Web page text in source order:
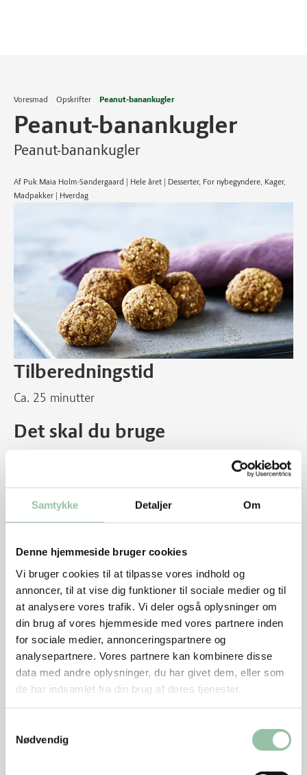
Samtykke Detaljer Om
Denne hjemmeside bruger cookies
Vi bruger cookies til at tilpasse vores indhold og
annoncer, til at vise dig funktioner til sociale medier og til
at analysere vores trafik. Vi deler også oplysninger om
din brug af vores hjemmeside med vores partnere inden
for sociale medier, annonceringspartnere og
analysepartnere. Vores partnere kan kombinere disse
data med andre oplysninger, du har givet dem, eller som
de har indsamlet fra din brug af deres tjenester.
Nødvendig
Voresmad Opskrifter Peanut-banankugler
Peanut-banankugler
Peanut-banankugler
Af Puk Maia Holm-Søndergaard | Hele året | Desserter, For nybegyndere, Kager,
Madpakker | Hverdag
Tilberedningstid
Ca. 25 minutter
Det skal du bruge
110 g havregryn
60 g peanutbutter
1 æg
Sådan gør du
Sæt ovnen på 200 grader.
Kør alle ingredienser, undtagen ægget, i en
foodprocessor til en ensartet masse.
Tilføj ægget og kør igennem.
bagepapir.